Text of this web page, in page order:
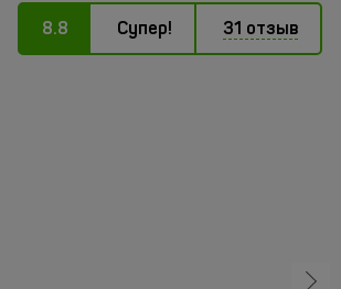
8.8 Супер! 31 отзыв